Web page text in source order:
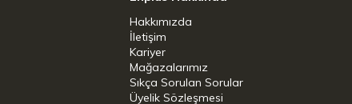
Hakkımızda
İletişim
Kariyer
Mağazalarımız
Sıkça Sorulan Sorular
Üyelik Sözleşmesi